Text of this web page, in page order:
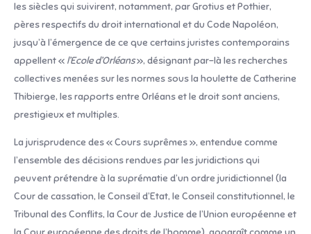
les siècles qui suivirent, notamment, par Grotius et Pothier,
pères respectifs du droit international et du Code Napoléon,
jusqu’à l’émergence de ce que certains juristes contemporains
appellent « l’Ecole d’Orléans», désignant par-là les recherches
collectives menées sur les normes sous la houlette de Catherine
Thibierge, les rapports entre Orléans et le droit sont anciens,
prestigieux et multiples.
La jurisprudence des « Cours suprêmes », entendue comme
l’ensemble des décisions rendues par les juridictions qui
peuvent prétendre à la suprématie d’un ordre juridictionnel (la
Cour de cassation, le Conseil d’Etat, le Conseil constitutionnel, le
Tribunal des Conflits, la Cour de Justice de l’Union européenne et